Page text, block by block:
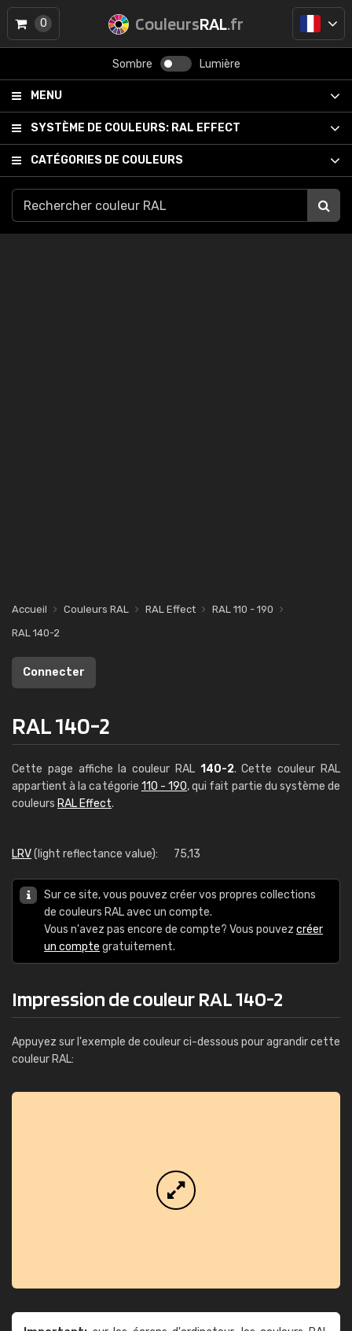
CouleursRAL.fr
Sombre Lumière
MENU
SYSTÈME DE COULEURS: RAL EFFECT
CATÉGORIES DE COULEURS
0
Accueil Couleurs RAL RAL Effect
RAL 110 - 190
RAL 140-2
Connecter
RAL 140-2
Cette page affiche la couleur RAL 140-2. Cette couleur RAL
appartient à la catégorie 110 - 190, qui fait partie du système de
couleurs RAL Effect.
LRV(light reflectance value): 75,13
Sur ce site, vous pouvez créer vos propres collections
de couleurs RAL avec un compte.
Vous n'avez pas encore de compte? Vous pouvez créer
un compte gratuitement.
Impression de couleur RAL 140-2
Appuyez sur l'exemple de couleur ci-dessous pour agrandir cette
couleur RAL: